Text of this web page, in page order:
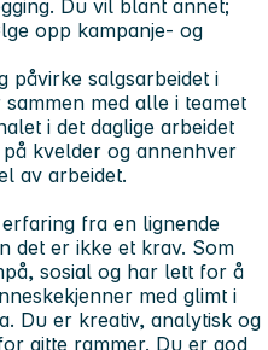
Du vil blant annet;
opp kampanje- og
påvirke salgsarbeidet i
med alle i teamet
i det daglige arbeidet
kvelder og annenhver
av arbeidet.
fra en lignende
det er ikke et krav. Som
sosial og har lett for å
med glimt i
Du er kreativ, analytisk og
gitte rammer. Du er god